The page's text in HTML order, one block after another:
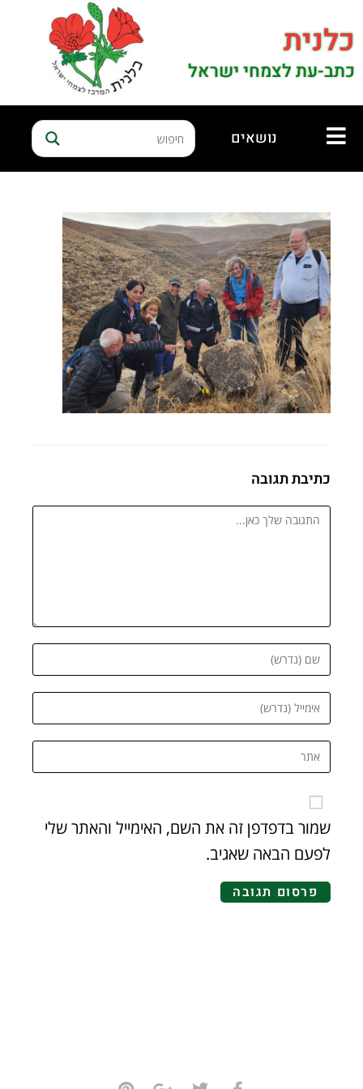
כלנית
כתב-עת לצמחי ישראל
נושאים
כתיבת תגובה
שמור בדפדפן זה את השם, האימייל והאתר שלי
לפעם הבאה שאגיב.